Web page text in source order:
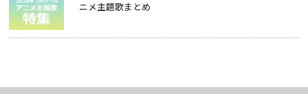
ニメ主題歌まとめ